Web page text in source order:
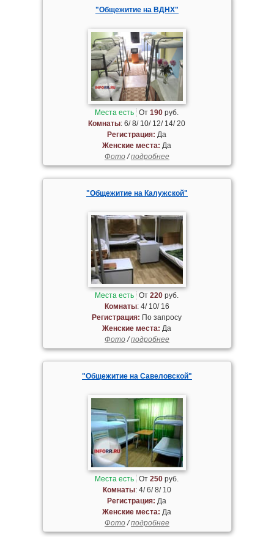
"Общежитие на ВДНХ"
Места есть От190 руб.
Комнаты: 6/ 8/ 10/ 12/ 14/ 20
Регистрация: Да
Женские места: Да
Фото/подробнее
"Общежитие на Калужской"
Места есть От220 руб.
Комнаты: 4/ 10/ 16
Регистрация: По запросу
Женские места: Да
Фото/подробнее
"Общежитие на Савеловской"
Места есть От250 руб.
Комнаты: 4/ 6/ 8/ 10
Регистрация: Да
Женские места: Да
Фото/подробнее